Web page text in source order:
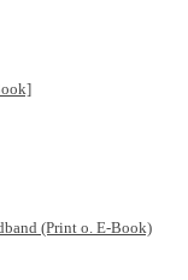
(Print o. E-Book)